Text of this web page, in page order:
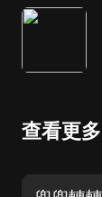
查看更多